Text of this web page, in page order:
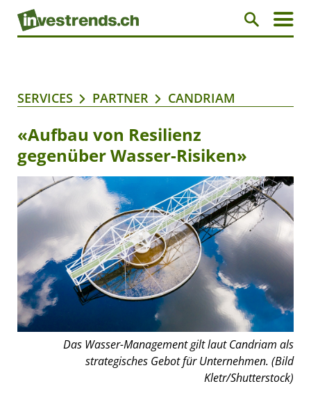
SERVICES PARTNER CANDRIAM
«Aufbau von Resilienz
gegenüber Wasser-Risiken»
Das Wasser-Management gilt laut Candriam als
strategisches Gebot für Unternehmen. (Bild
Kletr/Shutterstock)